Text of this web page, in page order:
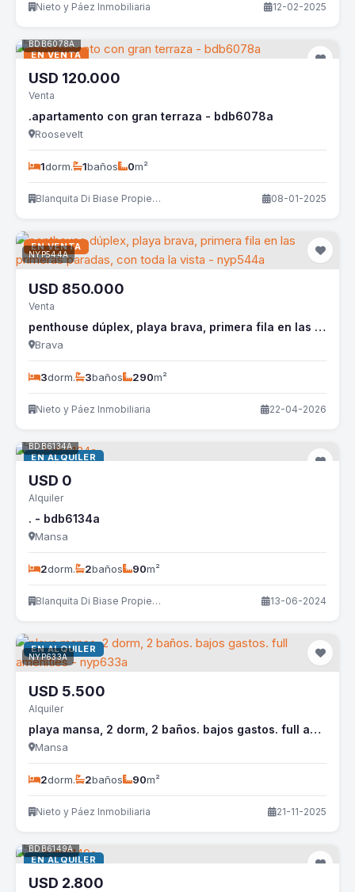
Nieto y Páez Inmobiliaria 12-02-2025
EN VENTA
BDB6078A
USD 120.000
Venta
.apartamento con gran terraza - bdb6078a
Roosevelt
1dorm. 1baños 0m²
Blanquita Di Biase Propiedades 08-01-2025
EN VENTA
NYP544A
USD 850.000
Venta
penthouse dúplex, playa brava, primera fila en las primeras paradas, con toda la vista - nyp544a
Brava
3dorm. 3baños 290m²
Nieto y Páez Inmobiliaria 22-04-2026
EN ALQUILER
BDB6134A
USD 0
Alquiler
. - bdb6134a
Mansa
2dorm. 2baños 90m²
Blanquita Di Biase Propiedades 13-06-2024
EN ALQUILER
NYP633A
USD 5.500
Alquiler
playa mansa, 2 dorm, 2 baños. bajos gastos. full amenities - nyp633a
Mansa
2dorm. 2baños 90m²
Nieto y Páez Inmobiliaria 21-11-2025
EN ALQUILER
BDB6149A
USD 2.800